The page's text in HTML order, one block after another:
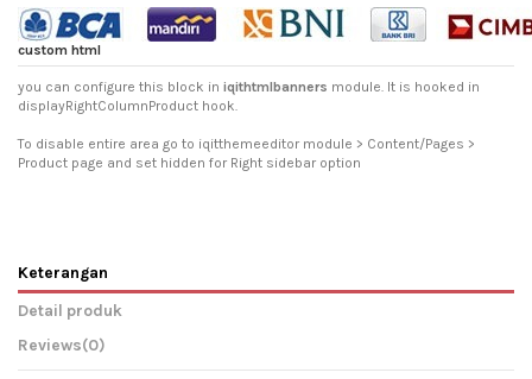
custom html
you can configure this block in iqithtmlbanners module. It is hooked in
displayRightColumnProduct hook.
To disable entire area go to iqitthemeeditor module > Content/Pages >
Product page and set hidden for Right sidebar option
Keterangan
Detail produk
Reviews(0)